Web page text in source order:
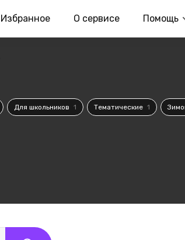
Избранное О сервисе Помощь
Для школьников 1 Тематические 1